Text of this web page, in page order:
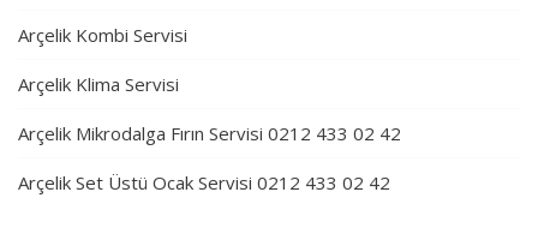
Arçelik Kombi Servisi
Arçelik Klima Servisi
Arçelik Mikrodalga Fırın Servisi 0212 433 02 42
Arçelik Set Üstü Ocak Servisi 0212 433 02 42